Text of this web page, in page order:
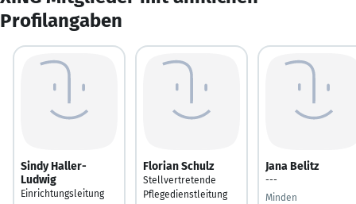
Profilangaben
Sindy Haller-
Ludwig
Einrichtungsleitung
Florian Schulz
Stellvertretende
Pflegedienstleitung
Jana Belitz
---
Minden